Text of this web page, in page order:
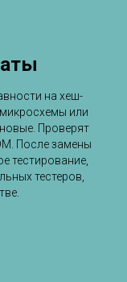
на хеш-
или
Проверят
После замены
тестирование,
тестеров,